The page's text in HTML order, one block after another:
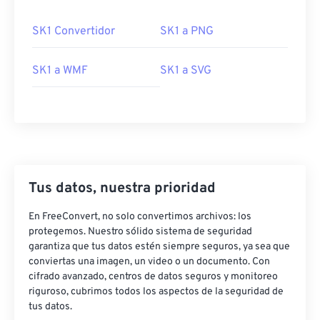
SK1 Convertidor SK1 a PNG
SK1 a WMF SK1 a SVG
Tus datos, nuestra prioridad
En FreeConvert, no solo convertimos archivos: los
protegemos. Nuestro sólido sistema de seguridad
garantiza que tus datos estén siempre seguros, ya sea que
conviertas una imagen, un video o un documento. Con
cifrado avanzado, centros de datos seguros y monitoreo
riguroso, cubrimos todos los aspectos de la seguridad de
tus datos.